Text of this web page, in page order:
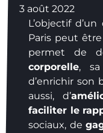
3 août 2022
L’objectif
Paris peut
permet de
corporelle, sa
d’enrichir son
aussi, d’
faciliter le
sociaux, de